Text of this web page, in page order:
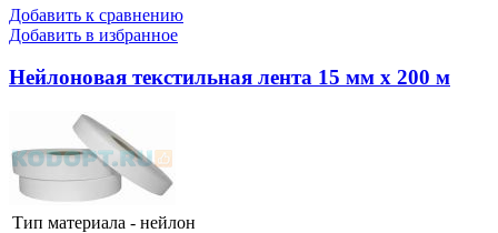
Добавить к сравнению
Добавить в избранное
Нейлоновая текстильная лента 15 мм х 200 м
Тип материала - нейлон